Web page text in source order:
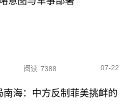
阅读 7388 07-22
南海：中方反制菲美挑衅的